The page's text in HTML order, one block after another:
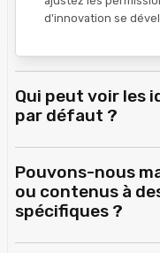
d'innovation se
Qui peut voir les
par défaut ?
Pouvons-nous
ou contenus à
spécifiques ?